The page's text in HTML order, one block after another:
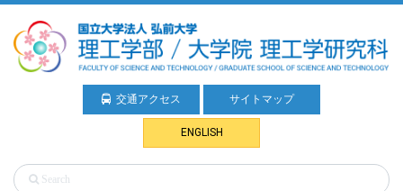
交通アクセス サイトマップ
ENGLISH